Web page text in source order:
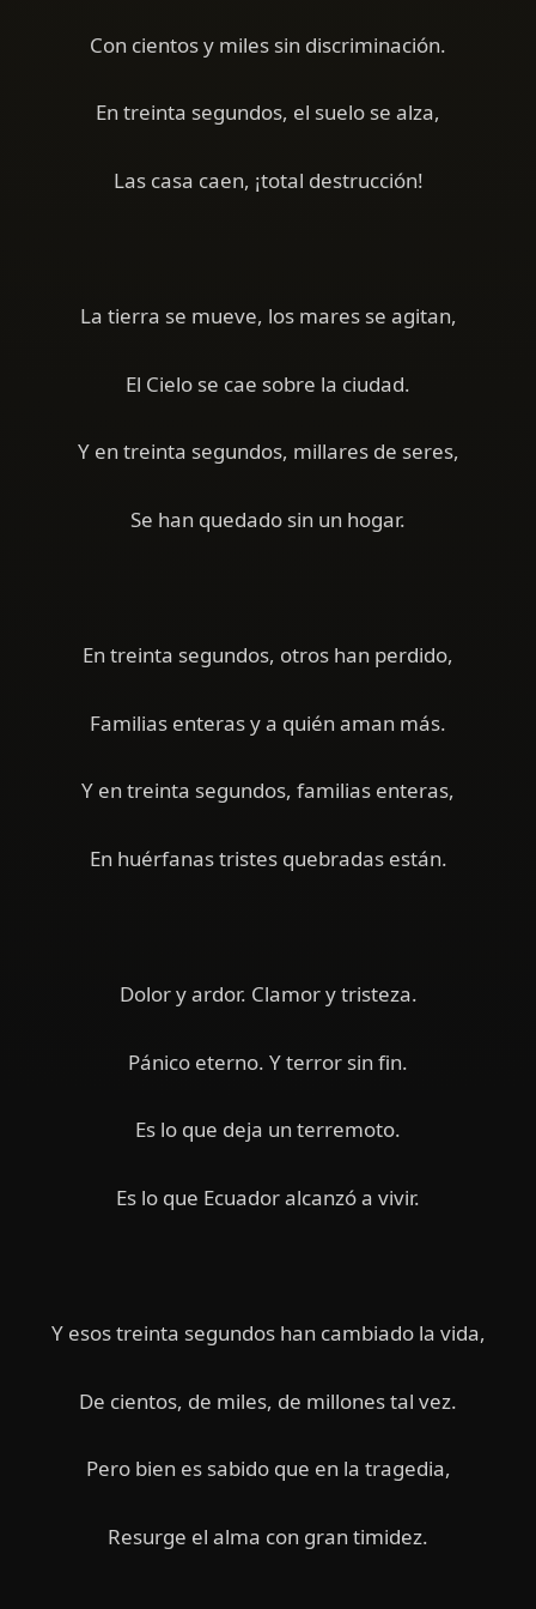
Con cientos y miles sin discriminación.
En treinta segundos, el suelo se alza,
Las casa caen, ¡total destrucción!
La tierra se mueve, los mares se agitan,
El Cielo se cae sobre la ciudad.
Y en treinta segundos, millares de seres,
Se han quedado sin un hogar.
En treinta segundos, otros han perdido,
Familias enteras y a quién aman más.
Y en treinta segundos, familias enteras,
En huérfanas tristes quebradas están.
Dolor y ardor. Clamor y tristeza.
Pánico eterno. Y terror sin fin.
Es lo que deja un terremoto.
Es lo que Ecuador alcanzó a vivir.
Y esos treinta segundos han cambiado la vida,
De cientos, de miles, de millones tal vez.
Pero bien es sabido que en la tragedia,
Resurge el alma con gran timidez.